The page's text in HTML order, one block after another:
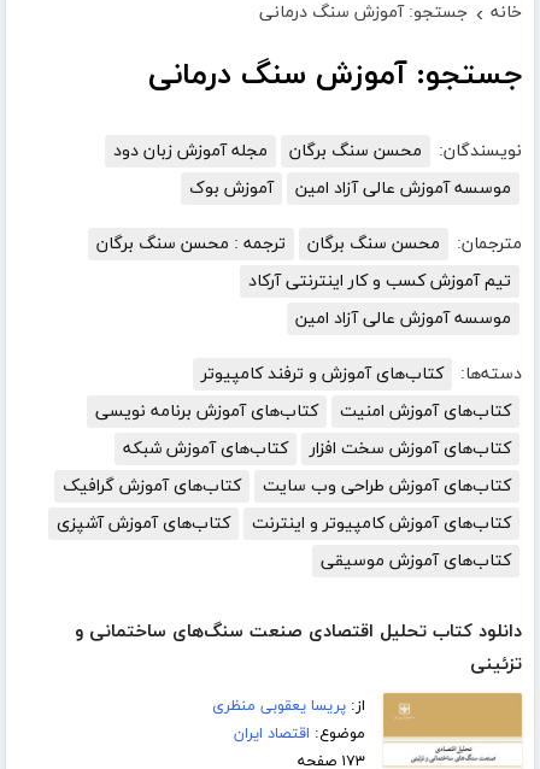
خانه › جستجو: آموزش سنگ درمانی
جستجو: آموزش سنگ درمانی
نویسندگان: محسن سنگ برگان
مجله آموزش زبان دود
موسسه آموزش عالی آزاد امین
آموزش بوک
مترجمان: محسن سنگ برگان
ترجمه : محسن سنگ برگان
تیم آموزش کسب و کار اینترنتی آرکاد
موسسه آموزش عالی آزاد امین
دسته‌ها:
کتاب‌های آموزش و ترفند کامپیوتر
کتاب‌های آموزش امنیت
کتاب‌های آموزش برنامه نویسی
کتاب‌های آموزش سخت افزار
کتاب‌های آموزش شبکه
کتاب‌های آموزش طراحی وب سایت
کتاب‌های آموزش گرافیک
کتاب‌های آموزش کامپیوتر و اینترنت
کتاب‌های آموزش آشپزی
کتاب‌های آموزش موسیقی
دانلود کتاب تحلیل اقتصادی صنعت سنگ‌های ساختمانی و
تزئینی
از:پریسا یعقوبی منظری
موضوع: اقتصاد ایران
۱۷۳ صفحه